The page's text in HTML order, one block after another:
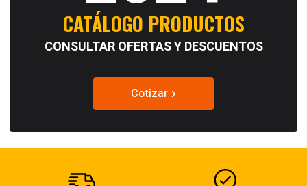
CATÁLOGO PRODUCTOS
CONSULTAR OFERTAS Y DESCUENTOS
Cotizar